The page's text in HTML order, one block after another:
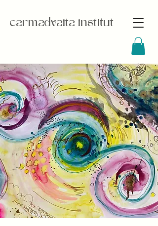
carmadvaita institut